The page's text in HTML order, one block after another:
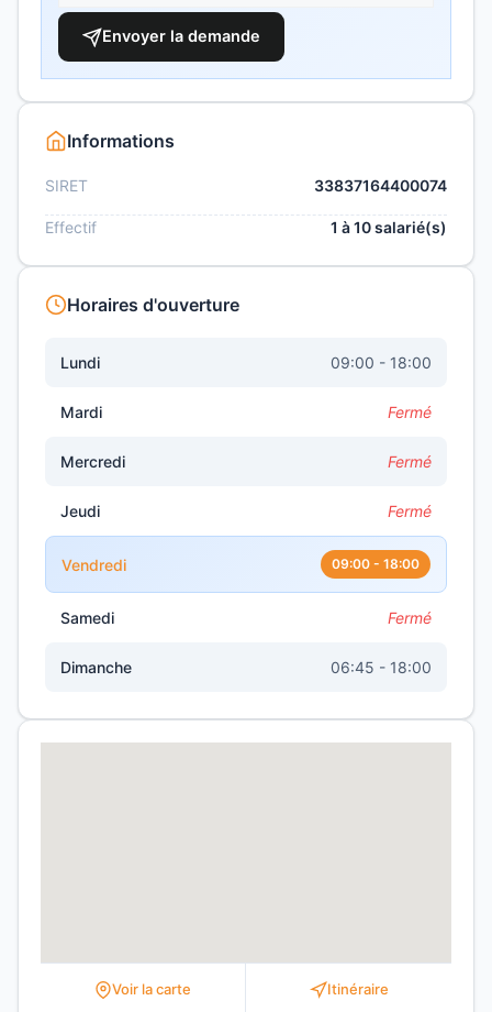
Envoyer la demande
Informations
SIRET 33837164400074
Effectif 1 à 10 salarié(s)
Horaires d'ouverture
Lundi 09:00 - 18:00
Mardi Fermé
Mercredi Fermé
Jeudi Fermé
Vendredi 09:00 - 18:00
Samedi Fermé
Dimanche 06:45 - 18:00
Voir la carte Itinéraire